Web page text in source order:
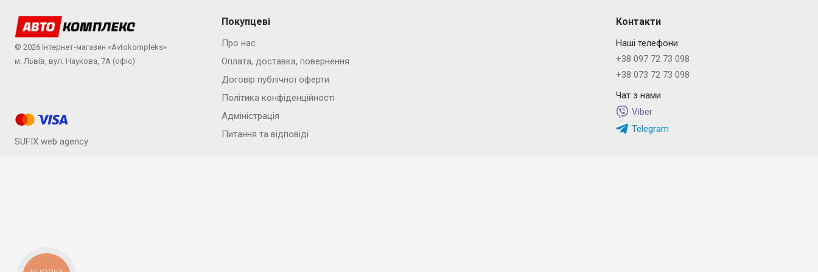
Покупцеві
Про нас
Оплата, доставка, повернення
Договір публічної оферти
Політика конфіденційності
Адміністрація
Питання та відповіді
Контакти
Наші телефони
+38 097 72 73 098
+38 073 72 73 098
Чат з нами
Viber
Telegram
© 2026 Інтернет-магазин «Avtokompleks»
м. Львів, вул. Наукова, 7А (офіс)
SUFIX web agency